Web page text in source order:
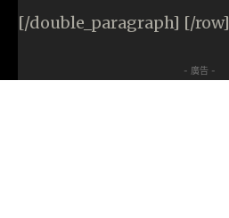
[/double_paragraph] [/row]
- 廣告 -